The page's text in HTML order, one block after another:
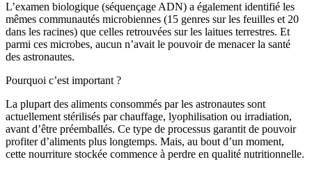
L’examen biologique (séquençage ADN) a également identifié les
mêmes communautés microbiennes (15 genres sur les feuilles et 20
dans les racines) que celles retrouvées sur les laitues terrestres. Et
parmi ces microbes, aucun n’avait le pouvoir de menacer la santé
des astronautes.
Pourquoi c’est important ?
La plupart des aliments consommés par les astronautes sont
actuellement stérilisés par chauffage, lyophilisation ou irradiation,
avant d’être préemballés. Ce type de processus garantit de pouvoir
profiter d’aliments plus longtemps. Mais, au bout d’un moment,
cette nourriture stockée commence à perdre en qualité nutritionnelle.